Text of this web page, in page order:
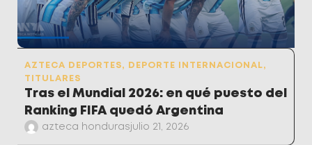
AZTECA DEPORTES, DEPORTE INTERNACIONAL,
TITULARES
Tras el Mundial 2026: en qué puesto del
Ranking FIFA quedó Argentina
azteca hondurasjulio 21, 2026